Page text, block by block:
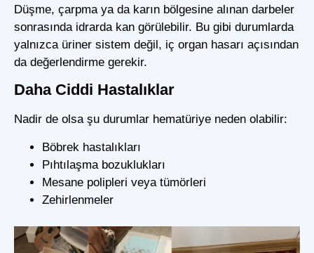
Düşme, çarpma ya da karın bölgesine alınan darbeler
sonrasında idrarda kan görülebilir. Bu gibi durumlarda
yalnızca üriner sistem değil, iç organ hasarı açısından
da değerlendirme gerekir.
Daha Ciddi Hastalıklar
Nadir de olsa şu durumlar hematüriye neden olabilir:
Böbrek hastalıkları
Pıhtılaşma bozuklukları
Mesane polipleri veya tümörleri
Zehirlenmeler